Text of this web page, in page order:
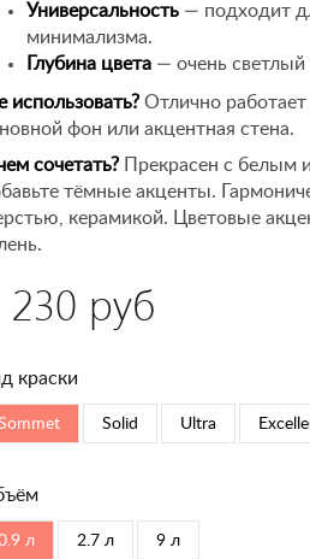
Универсальность — подходит
минимализма.
Глубина цвета — очень
использовать? Отлично
фон или акцентная стена.
сочетать? Прекрасен с белым
тёмные акценты.
керамикой. Цветовые
230 руб
краски
Solid Ultra
л 2.7 л 9 л